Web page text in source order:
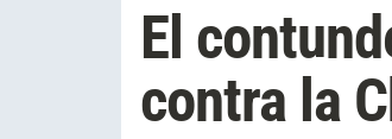
El
contra la